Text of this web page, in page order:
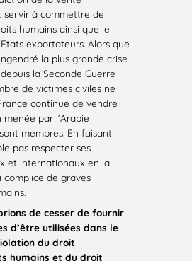
servir à commettre de
humains ainsi que le
exportateurs. Alors que
la plus grande crise
la Seconde Guerre
de victimes civiles ne
continue de vendre
par l’Arabie
membres. En faisant
pas respecter ses
et internationaux en la
complice de graves
de cesser de fournir
d’être utilisées dans le
du droit
humains et du droit